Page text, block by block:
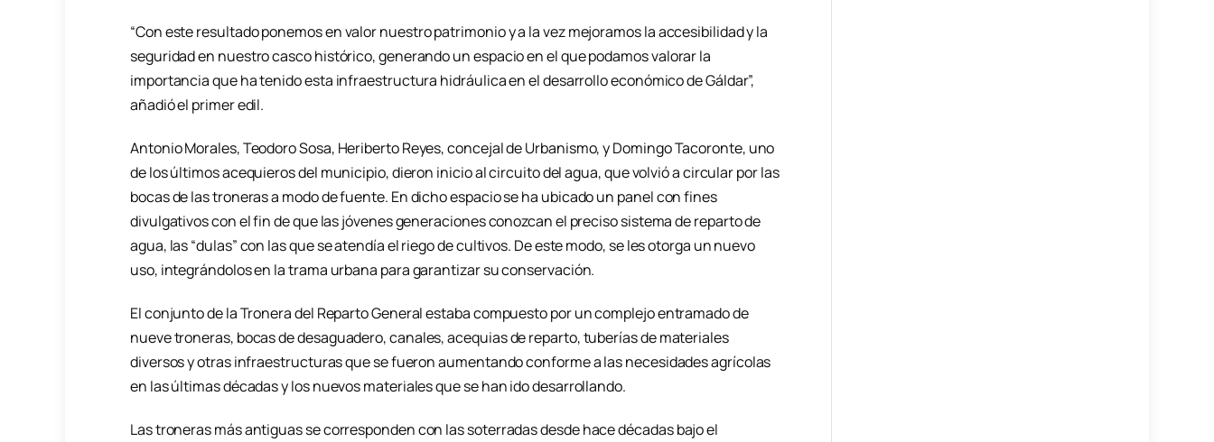
“Con este resultado ponemos en valor nuestro patrimonio y a la vez mejoramos la accesibilidad y la
seguridad en nuestro casco histórico, generando un espacio en el que podamos valorar la
importancia que ha tenido esta infraestructura hidráulica en el desarrollo económico de Gáldar”,
añadió el primer edil.
Antonio Morales, Teodoro Sosa, Heriberto Reyes, concejal de Urbanismo, y Domingo Tacoronte, uno
de los últimos acequieros del municipio, dieron inicio al circuito del agua, que volvió a circular por las
bocas de las troneras a modo de fuente. En dicho espacio se ha ubicado un panel con fines
divulgativos con el fin de que las jóvenes generaciones conozcan el preciso sistema de reparto de
agua, las “dulas” con las que se atendía el riego de cultivos. De este modo, se les otorga un nuevo
uso, integrándolos en la trama urbana para garantizar su conservación.
El conjunto de la Tronera del Reparto General estaba compuesto por un complejo entramado de
nueve troneras, bocas de desaguadero, canales, acequias de reparto, tuberías de materiales
diversos y otras infraestructuras que se fueron aumentando conforme a las necesidades agrícolas
en las últimas décadas y los nuevos materiales que se han ido desarrollando.
Las troneras más antiguas se corresponden con las soterradas desde hace décadas bajo el